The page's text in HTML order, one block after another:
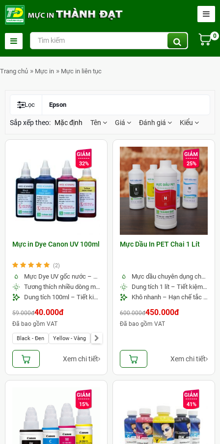
0
Trang chủ Mực in Mực in liên tục
Lọc Epson
Sắp xếp theo: Mặc định Tên Giá Đánh giá Kiểu
32%
Mực in Dye Canon UV 100ml
(2)
Mực Dye UV gốc nước – Màu sắc tươi sáng, bền màu hơn
Tương thích nhiều dòng máy in Canon
Dung tích 100ml – Tiết kiệm chi phí, dễ sử dụng
59.000đ40.000đ
Đã bao gồm VAT
Black - Đen Yellow - Vàng Magenta - Đỏ
Xem chi tiết
25%
Mực Dầu In PET Chai 1 Lít
Mực dầu chuyên dụng cho in PET – Màu sắc bền đẹp
Dung tích 1 lít – Tiết kiệm cho in số lượng lớn
Khô nhanh – Hạn chế tắc đầu phun
600.000đ450.000đ
Đã bao gồm VAT
Xem chi tiết
15% 41%